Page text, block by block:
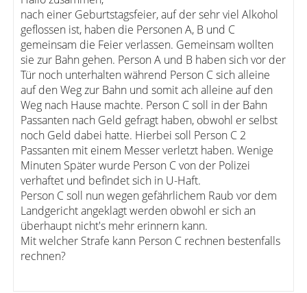
nach einer Geburtstagsfeier, auf der sehr viel Alkohol
geflossen ist, haben die Personen A, B und C
gemeinsam die Feier verlassen. Gemeinsam wollten
sie zur Bahn gehen. Person A und B haben sich vor der
Tür noch unterhalten während Person C sich alleine
auf den Weg zur Bahn und somit ach alleine auf den
Weg nach Hause machte. Person C soll in der Bahn
Passanten nach Geld gefragt haben, obwohl er selbst
noch Geld dabei hatte. Hierbei soll Person C 2
Passanten mit einem Messer verletzt haben. Wenige
Minuten Später wurde Person C von der Polizei
verhaftet und befindet sich in U-Haft.
Person C soll nun wegen gefährlichem Raub vor dem
Landgericht angeklagt werden obwohl er sich an
überhaupt nicht's mehr erinnern kann.
Mit welcher Strafe kann Person C rechnen bestenfalls
rechnen?